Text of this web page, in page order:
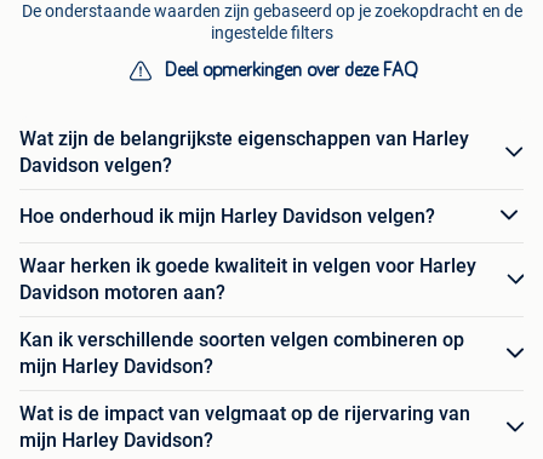
De onderstaande waarden zijn gebaseerd op je zoekopdracht en de
ingestelde filters
Deel opmerkingen over deze FAQ
Wat zijn de belangrijkste eigenschappen van Harley
Davidson velgen?
Hoe onderhoud ik mijn Harley Davidson velgen?
Waar herken ik goede kwaliteit in velgen voor Harley
Davidson motoren aan?
Kan ik verschillende soorten velgen combineren op
mijn Harley Davidson?
Wat is de impact van velgmaat op de rijervaring van
mijn Harley Davidson?